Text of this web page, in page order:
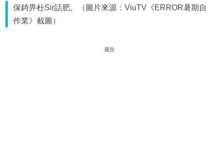
保錡畀杜Sir話肥。（圖片來源：ViuTV《ERROR暑期自
作業》截圖）
廣告